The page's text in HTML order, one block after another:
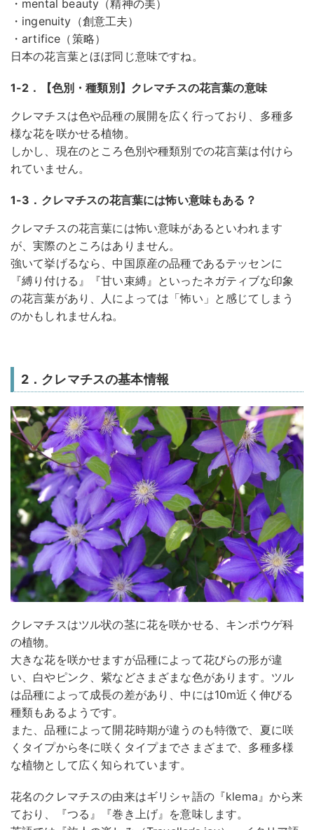
・mental beauty（精神の美）
・ingenuity（創意工夫）
・artifice（策略）
日本の花言葉とほぼ同じ意味ですね。
1-2．【色別・種類別】クレマチスの花言葉の意味
クレマチスは色や品種の展開を広く行っており、多種多
様な花を咲かせる植物。
しかし、現在のところ色別や種類別での花言葉は付けら
れていません。
1-3．クレマチスの花言葉には怖い意味もある？
クレマチスの花言葉には怖い意味があるといわれます
が、実際のところはありません。
強いて挙げるなら、中国原産の品種であるテッセンに
『縛り付ける』『甘い束縛』といったネガティブな印象
の花言葉があり、人によっては「怖い」と感じてしまう
のかもしれませんね。
2．クレマチスの基本情報
クレマチスはツル状の茎に花を咲かせる、キンポウゲ科
の植物。
大きな花を咲かせますが品種によって花びらの形が違
い、白やピンク、紫などさまざまな色があります。ツル
は品種によって成長の差があり、中には10m近く伸びる
種類もあるようです。
また、品種によって開花時期が違うのも特徴で、夏に咲
くタイプから冬に咲くタイプまでさまざまで、多種多様
な植物として広く知られています。
花名のクレマチスの由来はギリシャ語の『klema』から来
ており、『つる』『巻き上げ』を意味します。